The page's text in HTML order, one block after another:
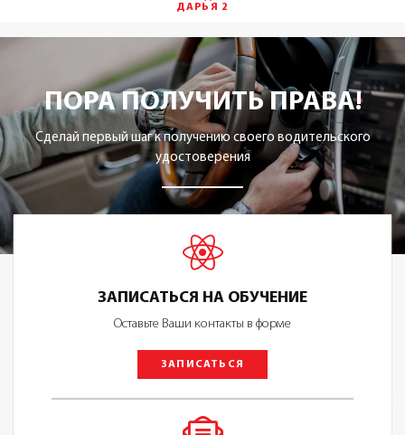
ДАРЬЯ 2
ПОРА ПОЛУЧИТЬ ПРАВА!
Сделай первый шаг к получению своего водительского
удостоверения
ЗАПИСАТЬСЯ НА ОБУЧЕНИЕ
Оставьте Ваши контакты в форме
ЗАПИСАТЬСЯ